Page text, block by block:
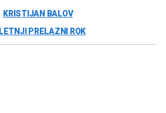
KRISTIJAN BALOV
LETNJI PRELAZNI ROK